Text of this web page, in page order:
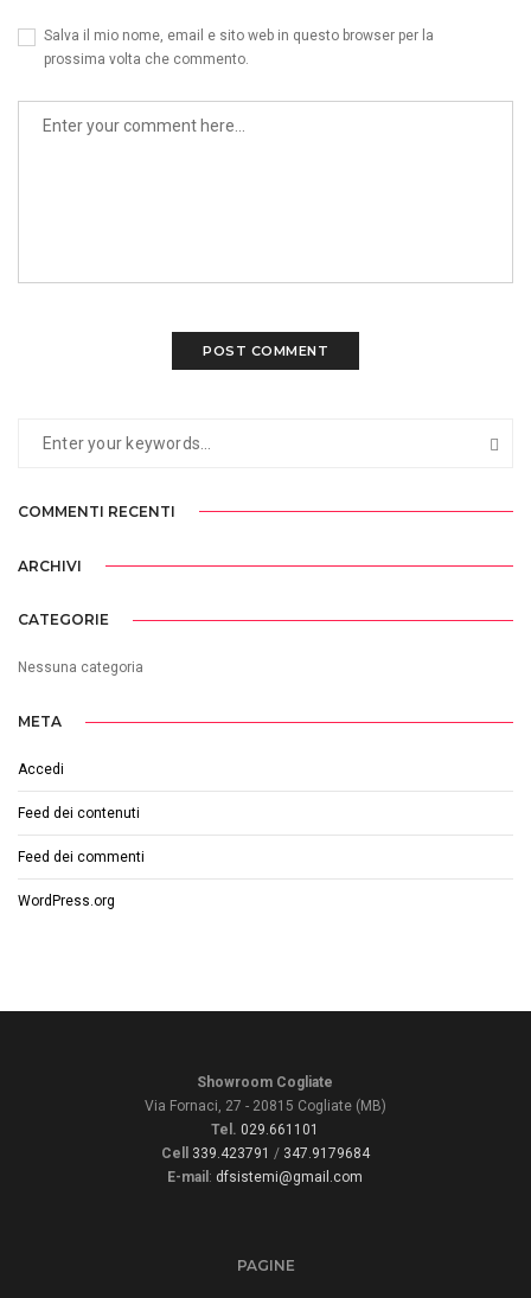
Salva il mio nome, email e sito web in questo browser per la
prossima volta che commento.
COMMENTI RECENTI
ARCHIVI
CATEGORIE
Nessuna categoria
META
Accedi
Feed dei contenuti
Feed dei commenti
WordPress.org
Showroom Cogliate
Via Fornaci, 27 - 20815 Cogliate (MB)
Tel. 029.661101
Cell
339.423791 / 347.9179684
E-mail : dfsistemi@gmail.com
PAGINE